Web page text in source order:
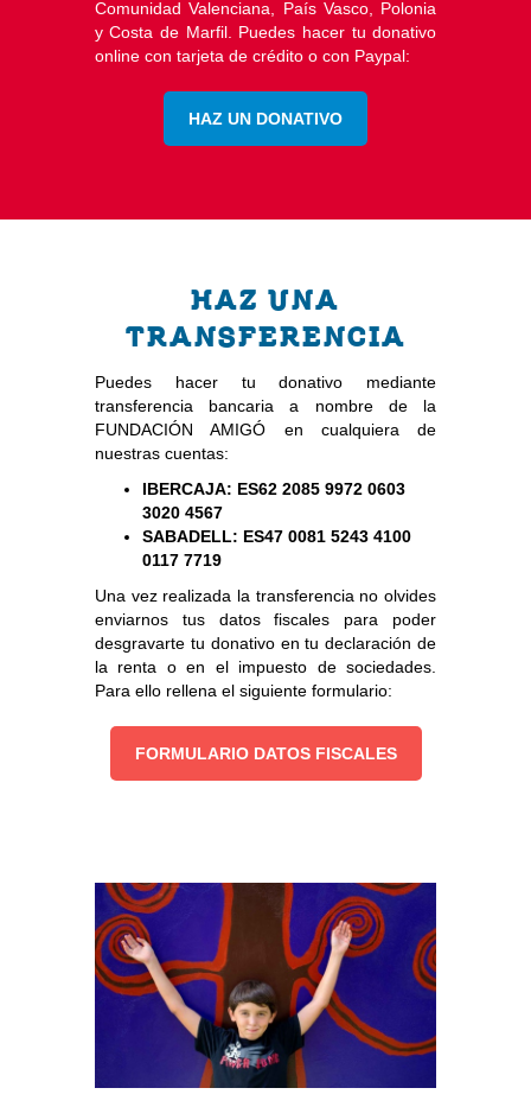
Comunidad Valenciana, País Vasco, Polonia
y Costa de Marfil. Puedes hacer tu donativo
online con tarjeta de crédito o con Paypal:
HAZ UN DONATIVO
HAZ UNA
TRANSFERENCIA
Puedes hacer tu donativo mediante
transferencia bancaria a nombre de la
FUNDACIÓN AMIGÓ en cualquiera de
nuestras cuentas:
IBERCAJA: ES62 2085 9972 0603
3020 4567
SABADELL: ES47 0081 5243 4100
0117 7719
Una vez realizada la transferencia no olvides
enviarnos tus datos fiscales para poder
desgravarte tu donativo en tu declaración de
la renta o en el impuesto de sociedades.
Para ello rellena el siguiente formulario:
FORMULARIO DATOS FISCALES